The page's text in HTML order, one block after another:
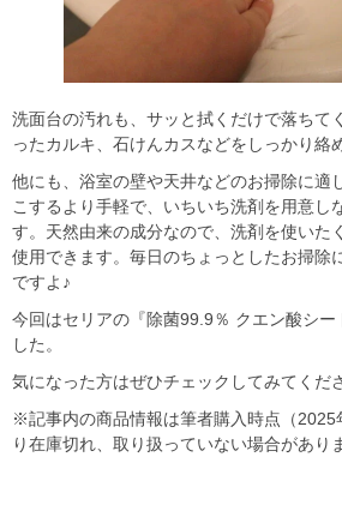
洗面台の汚れも、サッと拭くだけで落ちて
ったカルキ、石けんカスなどをしっかり絡
他にも、浴室の壁や天井などのお掃除に適
こするより手軽で、いちいち洗剤を用意し
す。天然由来の成分なので、洗剤を使いた
使用できます。毎日のちょっとしたお掃除
ですよ♪
今回はセリアの『除菌99.9％ クエン酸シー
した。
気になった方はぜひチェックしてみてくだ
※記事内の商品情報は筆者購入時点（2025
り在庫切れ、取り扱っていない場合があり